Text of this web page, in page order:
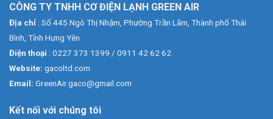
CÔNG TY TNHH CƠ ĐIỆN LẠNH GREEN AIR
Địa chỉ : Số 445 Ngô Thị Nhậm, Phường Trần Lãm, Thành phố Thái
Bình, Tỉnh Hưng Yên
Điện thoại : 0227 373 1399 / 0911 42 62 62
Website: gacoltd.com
Email: GreenAir.gaco@gmail.com
Kết nối với chúng tôi